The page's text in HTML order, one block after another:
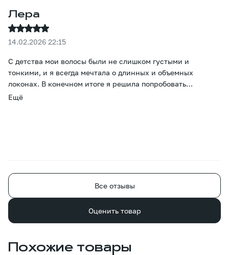
Лера
14.02.2026 22:15
С детства мои волосы были не слишком густыми и
тонкими, и я всегда мечтала о длинных и объемных
локонах. В конечном итоге я решила попробовать
наращивание. Больше всего меня беспокоил вопрос цвета,
Ещё
Все отзывы
Оценить товар
Похожие товары